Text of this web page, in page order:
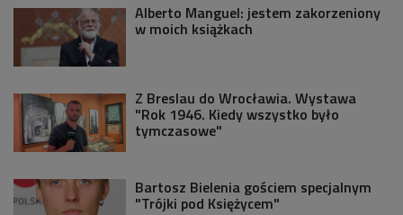
Alberto Manguel: jestem zakorzeniony
w moich książkach
Z Breslau do Wrocławia. Wystawa
"Rok 1946. Kiedy wszystko było
tymczasowe"
Bartosz Bielenia gościem specjalnym
"Trójki pod Księżycem"